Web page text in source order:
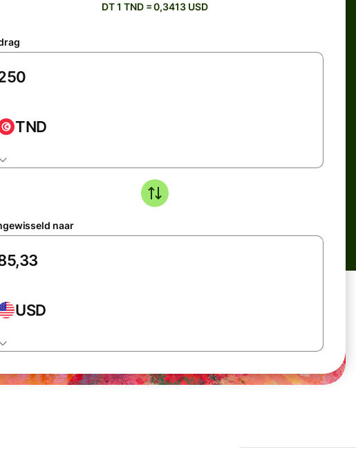
DT 1 TND = 0,3413 USD
TND
naar
USD